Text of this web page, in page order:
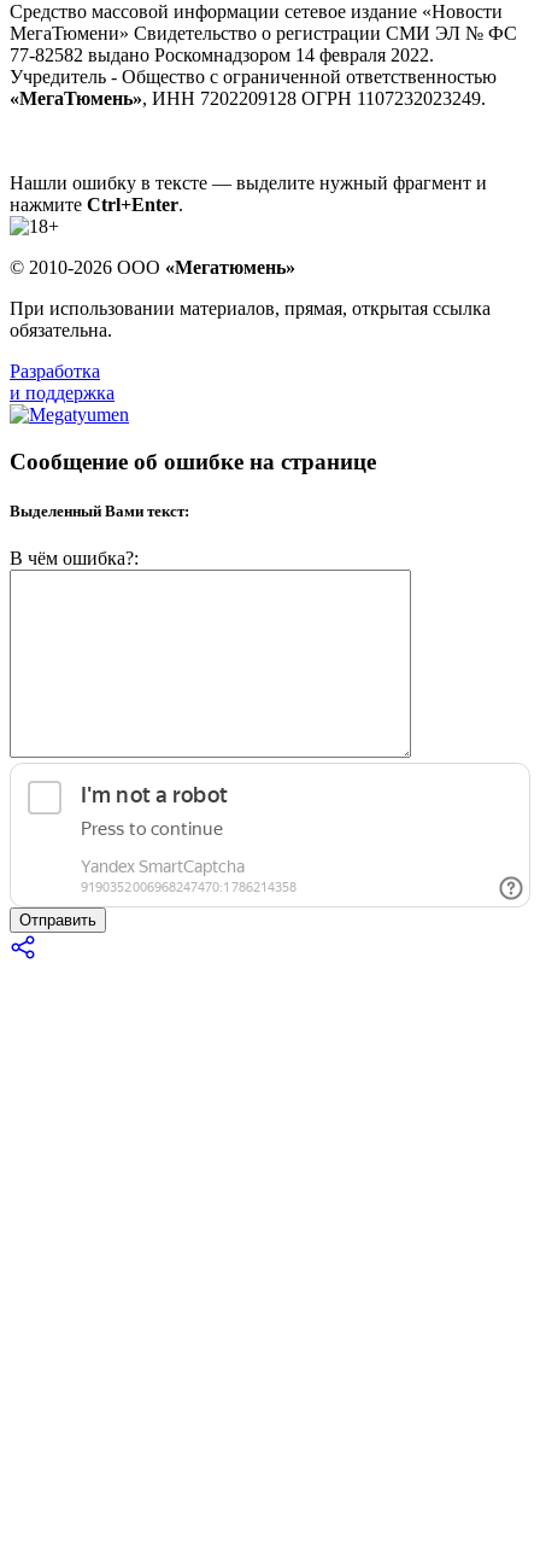
Средство массовой информации сетевое издание «Новости
МегаТюмени» Свидетельство о регистрации СМИ ЭЛ № ФС
77-82582 выдано Роскомнадзором 14 февраля 2022.
Учредитель - Общество с ограниченной ответственностью
«МегаТюмень», ИНН 7202209128 ОГРН 1107232023249.
Нашли ошибку в тексте — выделите нужный фрагмент и
нажмите Ctrl+Enter.
© 2010-2026 ООО «Мегатюмень»
При использовании материалов, прямая, открытая ссылка
обязательна.
Разработка
и поддержка
Сообщение об ошибке на странице
Выделенный Вами текст:
В чём ошибка?:
Отправить